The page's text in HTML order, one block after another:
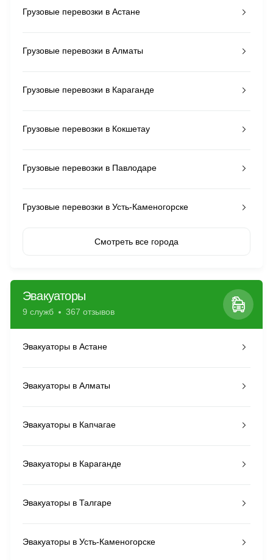
Грузовые перевозки в Астане
Грузовые перевозки в Алматы
Грузовые перевозки в Караганде
Грузовые перевозки в Кокшетау
Грузовые перевозки в Павлодаре
Грузовые перевозки в Усть-Каменогорске
Смотреть все города
Эвакуаторы
9 служб 367 отзывов
Эвакуаторы в Астане
Эвакуаторы в Алматы
Эвакуаторы в Капчагае
Эвакуаторы в Караганде
Эвакуаторы в Талгаре
Эвакуаторы в Усть-Каменогорске